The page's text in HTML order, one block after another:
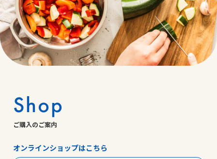
Shop
ご購入のご案内
オンラインショップはこちら